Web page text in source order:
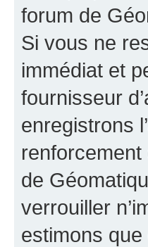
forum de
Si vous ne
immédiat et
fournisseur
enregistrons
de
verrouiller
estimons